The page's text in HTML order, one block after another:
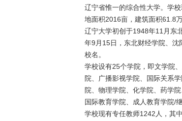
辽宁省惟一的综合性大学。学
地面积2016亩，建筑面积61.8
辽宁大学初创于1948年11月东
年9月15日，东北财经学院、沈
校名。
学校设有25个学院，即文学院
院、广播影视学院、国际关系
院、物理学院、化学院、药学
国际教育学院、成人教育学院/
学校现有专任教师1242人，其